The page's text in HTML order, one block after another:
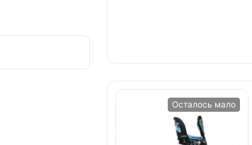
Осталось мало